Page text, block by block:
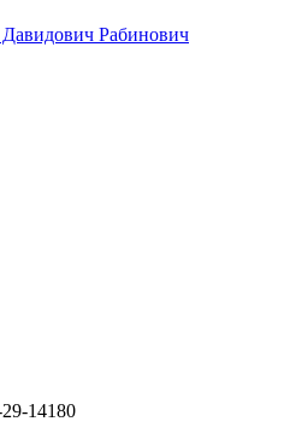
Рабинович
14180